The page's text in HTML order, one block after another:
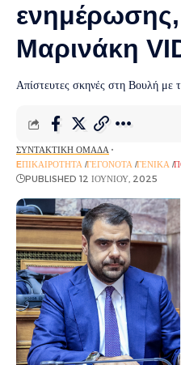
Μαρινάκη
Απίστευτες σκηνές στη Βουλή με
ΣΥΝΤΑΚΤΙΚΉ ΟΜΆΔΑ
EΠΙΚΑΙΡΌΤΗΤΑ ΓΕΓΟΝΌΤΑ ΓΕΝΙΚΆ
PUBLISHED 12 ΙΟΥΝΊΟΥ, 2025